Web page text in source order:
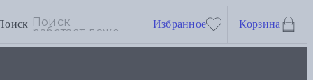
Избранное Корзина